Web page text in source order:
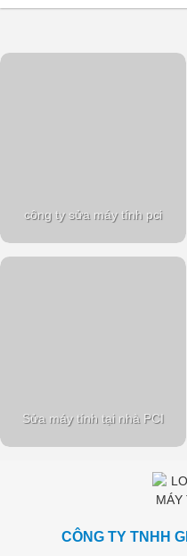
công ty sửa máy tính pci
Sửa máy tính tại nhà PCI
CÔNG TY TNHH